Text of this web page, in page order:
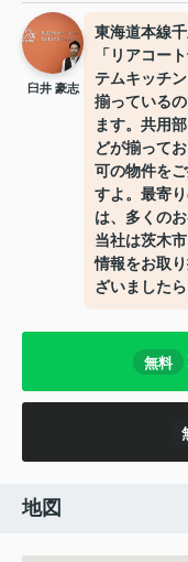
臼井 豪志
東海道本線
「リアコー
テムキッチ
揃っている
ます。共用
どが揃って
可の物件を
すよ。最寄
は、多くの
当社は茨木
情報をお取
ざいました
無料
地図